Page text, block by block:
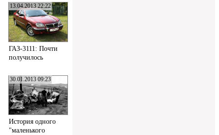
13.04.2013 22:22
ГАЗ-3111: Почти
получилось
30.01.2013 09:23
История одного
"маленького